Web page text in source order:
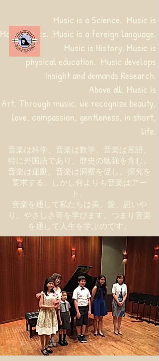
音楽は科学、音楽は数学、音楽は言語、
特に外国語であり、歴史の勉強を含む。
音楽は運動、音楽は洞察を促し、探究を
要求する。しかし何よりも音楽はアー
ト。
音楽を通して私たちは美、愛、思いや
り、やさしさ等を学びます。つまり音楽
を通して人生を学ぶのです。
Music is a Science. Music is
Mathematics. Music is a foreign language.
Music is History. Music is
physical education. Music develops
Insight and demands Research.
Above all, Music is
Art. Through music, we recognize beauty,
love, compassion, gentleness, in short,
life.